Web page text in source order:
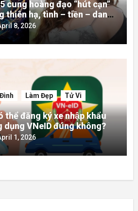
cung hoàng đạo “hút cạn”
thiên hạ, tình – tiền – danh
8, 2026
Làm Đẹp Tử Vi
thể đăng ký xe nhập khẩu
dụng VNeID đúng không?
1, 2026